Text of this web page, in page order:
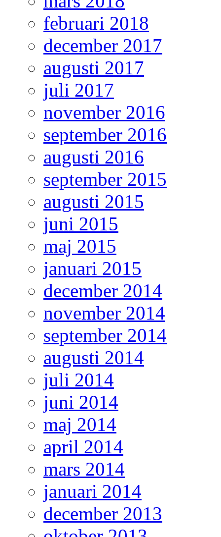
februari 2018
december 2017
augusti 2017
juli 2017
november 2016
september 2016
augusti 2016
september 2015
augusti 2015
juni 2015
maj 2015
januari 2015
december 2014
november 2014
september 2014
augusti 2014
juli 2014
juni 2014
maj 2014
april 2014
mars 2014
januari 2014
december 2013